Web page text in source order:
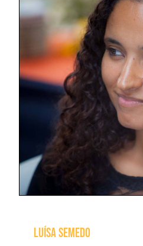
LUÍSA SEMEDO